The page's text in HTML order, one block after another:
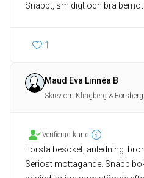
Snabbt, smidigt och bra
1
Maud Eva Linnéa B
Skrev om Klingberg &
Verifierad kund
Första besöket, anledning:
Seriöst mottagande. Snabb